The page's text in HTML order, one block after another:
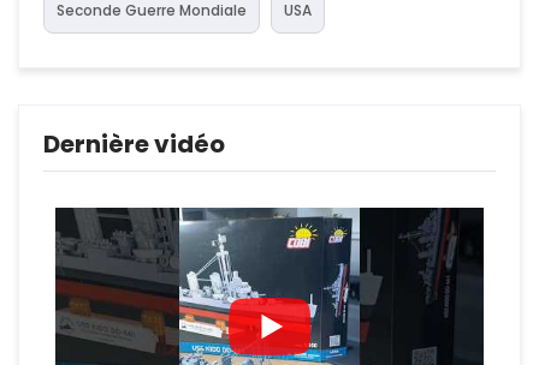
Seconde Guerre Mondiale USA
Dernière vidéo